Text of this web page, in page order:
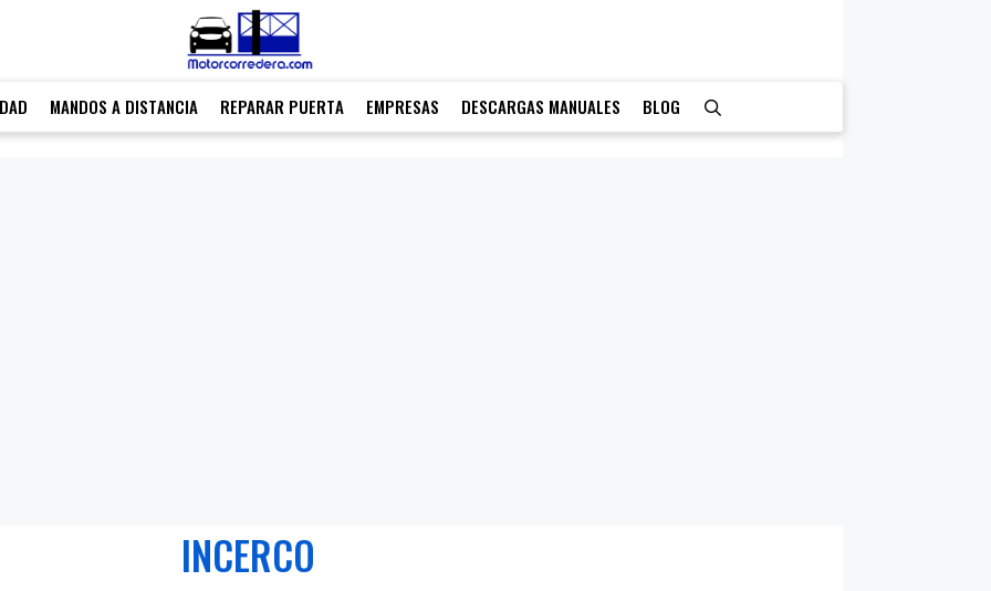
MANDOS A DISTANCIA REPARAR PUERTA EMPRESAS DESCARGAS MANUALES BLOG
INCERCO